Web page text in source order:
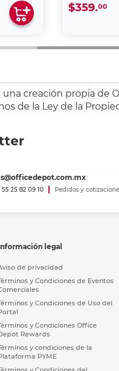
$359.00
creación propia de
de la Ley de la
55 25 82 09 10
Pedidos y
legal
de privacidad
y Condiciones de Eventos
y Condiciones de Uso del
y Condiciones Office
Rewards
y condiciones de la
PYME